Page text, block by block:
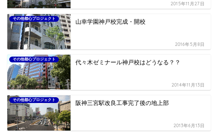
2015年11月27日
その他都心プロジェクト 山幸学園神戸校完成・開校
2016年5月8日
その他都心プロジェクト 代々木ゼミナール神戸校はどうなる？？
2014年11月13日
その他都心プロジェクト 阪神三宮駅改良工事完了後の地上部
2013年6月13日